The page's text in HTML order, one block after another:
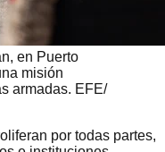
en Puerto
misión
armadas. EFE/
por todas partes,